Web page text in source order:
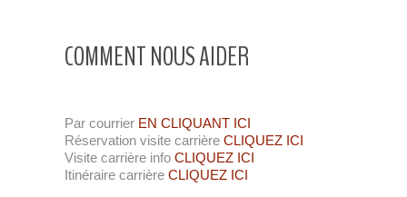
COMMENT NOUS AIDER
Par courrier EN CLIQUANT ICI
Réservation visite carrière CLIQUEZ ICI
Visite carrière info CLIQUEZ ICI
Itinéraire carrière CLIQUEZ ICI